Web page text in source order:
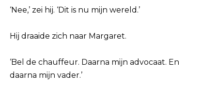
‘Nee,’ zei hij. ‘Dit is nu mijn wereld.’
Hij draaide zich naar Margaret.
‘Bel de chauffeur. Daarna mijn advocaat. En
daarna mijn vader.’